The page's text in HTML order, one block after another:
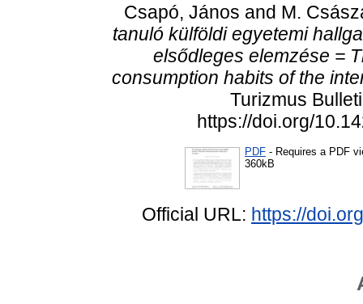
Csapó, János and M.
tanuló külföldi egyetemi
elsődleges elemzése =
consumption habits of the
Turizmus
https://doi.org/
PDF - Requires a PDF
360kB
Official URL: https://